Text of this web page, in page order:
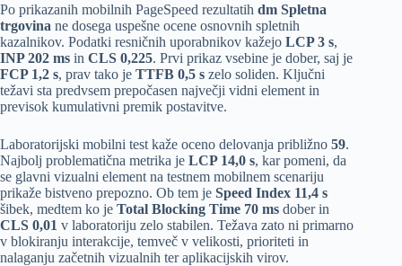
Po prikazanih mobilnih PageSpeed rezultatih dm Spletna
trgovina ne dosega uspešne ocene osnovnih spletnih
kazalnikov. Podatki resničnih uporabnikov kažejo LCP 3 s,
INP 202 ms in CLS 0,225. Prvi prikaz vsebine je dober, saj je
FCP 1,2 s, prav tako je TTFB 0,5 s zelo soliden. Ključni
težavi sta predvsem prepočasen največji vidni element in
previsok kumulativni premik postavitve.
Laboratorijski mobilni test kaže oceno delovanja približno 59.
Najbolj problematična metrika je LCP 14,0 s, kar pomeni, da
se glavni vizualni element na testnem mobilnem scenariju
prikaže bistveno prepozno. Ob tem je Speed Index 11,4 s
šibek, medtem ko je Total Blocking Time 70 ms dober in
CLS 0,01 v laboratoriju zelo stabilen. Težava zato ni primarno
v blokiranju interakcije, temveč v velikosti, prioriteti in
nalaganju začetnih vizualnih ter aplikacijskih virov.